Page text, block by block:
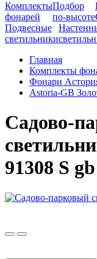
Комплекты
фонарей
Подбор
по-высоте
Подвесные
светильники
Главная
Комплекты
Фонари
Astoria-GB
Садово-
91308 S gb